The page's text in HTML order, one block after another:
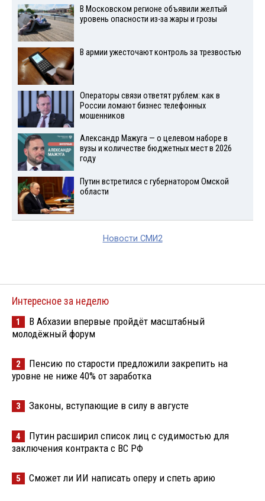
В Московском регионе объявили желтый
уровень опасности из-за жары и грозы
В армии ужесточают контроль за трезвостью
Операторы связи ответят рублем: как в
России ломают бизнес телефонных
мошенников
Александр Мажуга — о целевом наборе в
вузы и количестве бюджетных мест в 2026
году
Путин встретился с губернатором Омской
области
Новости СМИ2
Интересное за неделю
1
В Абхазии впервые пройдёт масштабный
молодёжный форум
2
Пенсию по старости предложили закрепить на
уровне не ниже 40% от заработка
3 Законы, вступающие в силу в августе
4
Путин расширил список лиц с судимостью для
заключения контракта с ВС РФ
5 Сможет ли ИИ написать оперу и спеть арию